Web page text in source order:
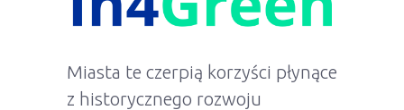
Miasta te czerpią korzyści płynące
z historycznego rozwoju